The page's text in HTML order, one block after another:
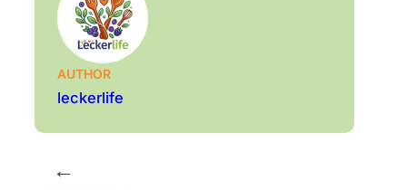
AUTHOR
leckerlife
←